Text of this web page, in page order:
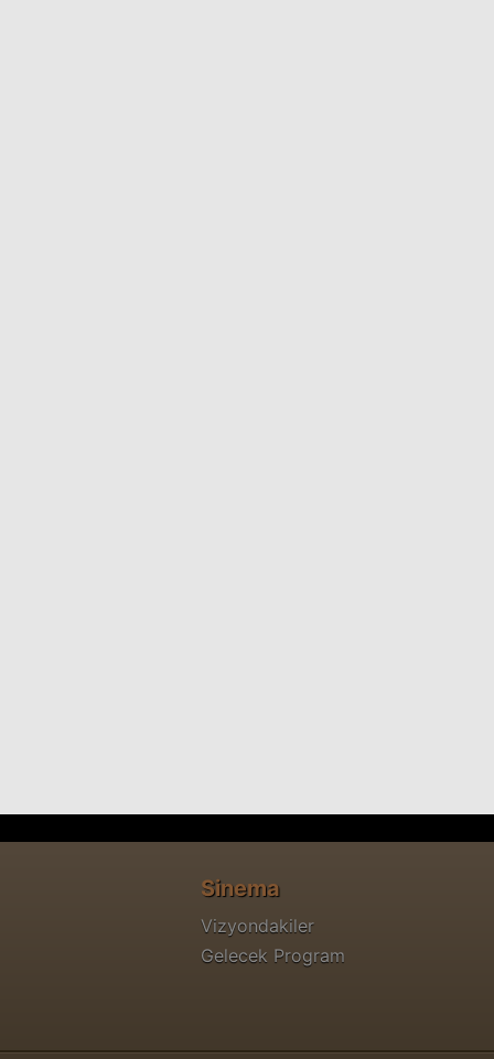
Sinema
Vizyondakiler
Gelecek Program